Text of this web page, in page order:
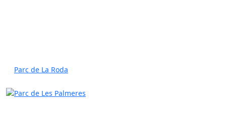
Parc de La Roda